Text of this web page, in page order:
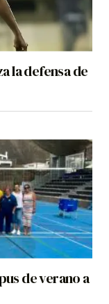
la defensa de
de verano a